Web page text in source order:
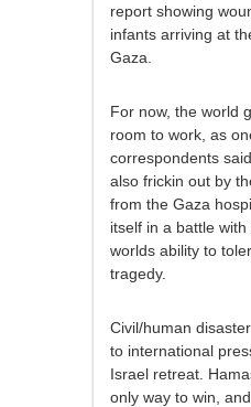
report showing
infants arriving at
Gaza.
For now, the world
room to work, as
correspondents
also frickin out by
from the Gaza
itself in a battle
worlds ability to
tragedy.
Civil/human
to international
Israel retreat.
only way to win,